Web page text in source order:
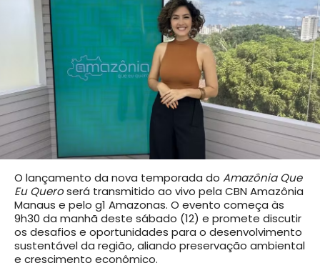
O lançamento da nova temporada do Amazônia Que
Eu Queroserá transmitido ao vivo pela CBN Amazônia
Manaus e pelo g1 Amazonas. O evento começa às
9h30 da manhã deste sábado (12) e promete discutir
os desafios e oportunidades para o desenvolvimento
sustentável da região, aliando preservação ambiental
e crescimento econômico.